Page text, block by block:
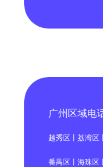
广州区域电
越秀区丨荔湾区
番禺区丨海珠区